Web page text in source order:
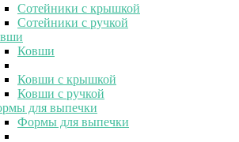
Сотейники с крышкой
Сотейники с ручкой
Ковши
Ковши с крышкой
Ковши с ручкой
для выпечки
Формы для выпечки